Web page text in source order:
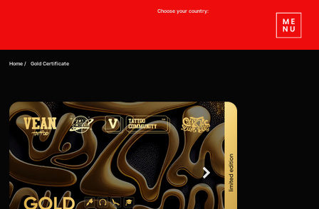
Choose your country:
Home / Gold Certificate